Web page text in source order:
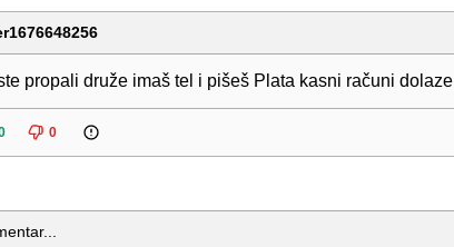
propali druže imaš tel i pišeš Plata kasni računi dolaze
0